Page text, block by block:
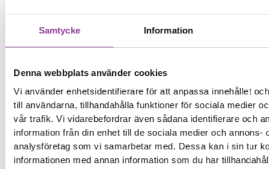
Samtycke Information
Denna webbplats använder cookies
Vi använder enhetsidentifierare för att anpassa innehållet
till användarna, tillhandahålla funktioner för sociala medier
vår trafik. Vi vidarebefordrar även sådana identifierare och
information från din enhet till de sociala medier och annons-
analysföretag som vi samarbetar med. Dessa kan i sin tur
informationen med annan information som du har
Search Results
Popular Searches
iphone 15
iphone
xiaomi redmi